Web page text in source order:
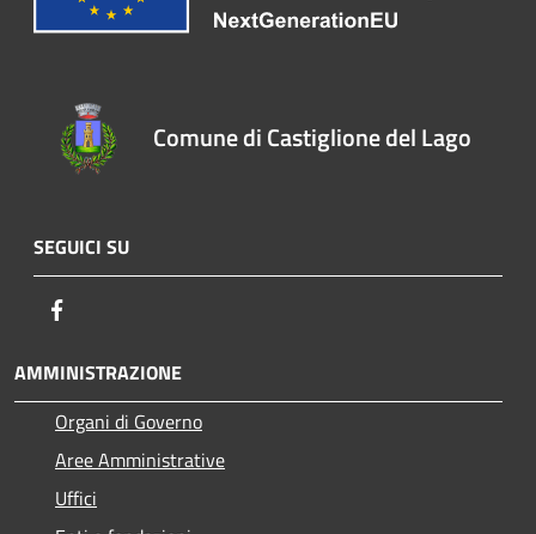
Comune di Castiglione del Lago
SEGUICI SU
AMMINISTRAZIONE
Organi di Governo
Aree Amministrative
Uffici